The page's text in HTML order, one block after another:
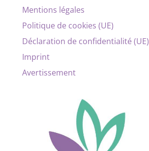
Mentions légales
Politique de cookies (UE)
Déclaration de confidentialité (UE)
Imprint
Avertissement